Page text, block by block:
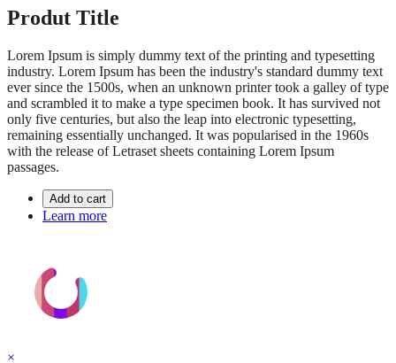
Produt Title
Lorem Ipsum is simply dummy text of the printing and typesetting
industry. Lorem Ipsum has been the industry's standard dummy text
ever since the 1500s, when an unknown printer took a galley of type
and scrambled it to make a type specimen book. It has survived not
only five centuries, but also the leap into electronic typesetting,
remaining essentially unchanged. It was popularised in the 1960s
with the release of Letraset sheets containing Lorem Ipsum
passages.
Add to cart
Learn more
×